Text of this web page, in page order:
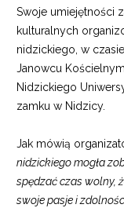
Swoje umiejętności
kulturalnych
nidzickiego, w
Janowcu
Nidzickiego
zamku w Nidzicy.
Jak mówią
nidzickiego mogła
spędzać czas wolny,
swoje pasje i